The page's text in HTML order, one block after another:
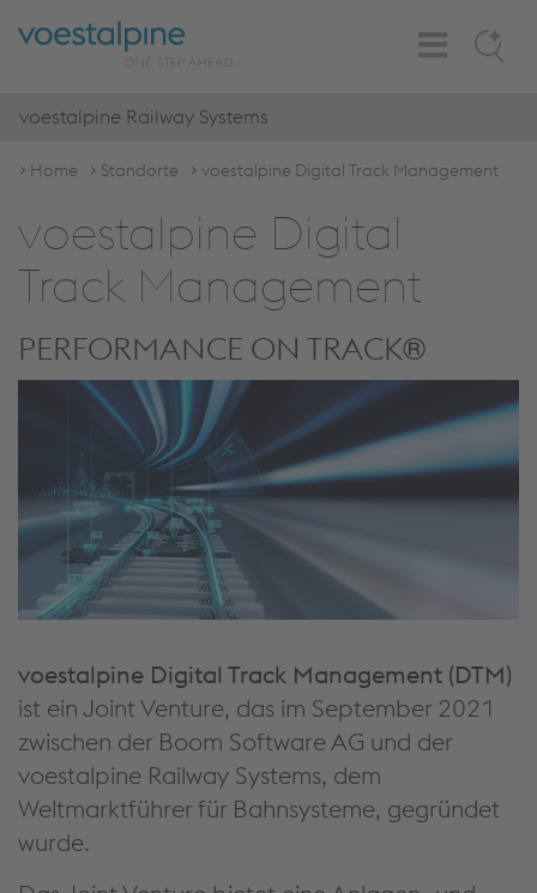
Search
Toggle
Navigation
voestalpine Railway Systems
Home Standorte voestalpine Digital Track Management
voestalpine Digital
Track Management
PERFORMANCE ON TRACK®
voestalpine Digital Track Management (DTM)
ist ein Joint Venture, das im September 2021
zwischen der Boom Software AG und der
voestalpine Railway Systems, dem
Weltmarktführer für Bahnsysteme, gegründet
wurde.